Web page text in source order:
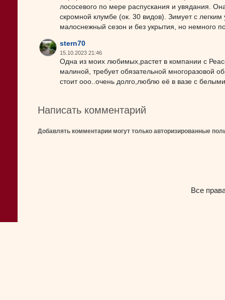
лососевого по мере распускания и увядания.
скромной клумбе (ок. 30 видов). Зимует с
малоснежный сезон и без укрытия, но немного
stern70
15.10.2023 21:46
Одна из моих любимых,растет в компании с
малиной, требует обязательной многоразовой
стоит ооо..очень долго,люблю её в вазе с
Написать комментарий
Добавлять комментарии могут только авторизированные
Все